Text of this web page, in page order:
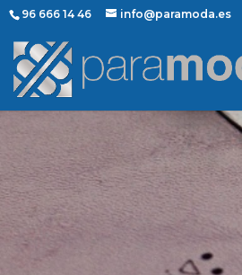
96 666 14 46 info@paramoda.es